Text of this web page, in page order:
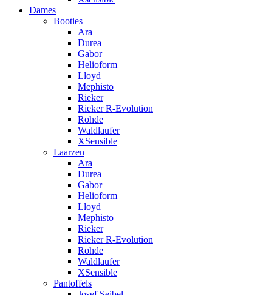
Dames
Booties
Ara
Durea
Gabor
Helioform
Lloyd
Mephisto
Rieker
Rieker R-Evolution
Rohde
Waldlaufer
XSensible
Laarzen
Ara
Durea
Gabor
Helioform
Lloyd
Mephisto
Rieker
Rieker R-Evolution
Rohde
Waldlaufer
XSensible
Pantoffels